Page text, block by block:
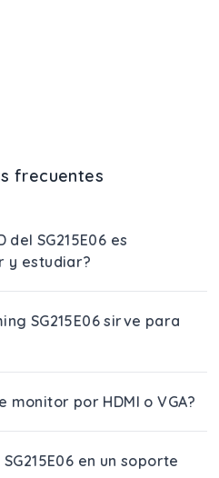
frecuentes
del SG215E06 es
y estudiar?
SG215E06 sirve para
monitor por HDMI o VGA?
en un soporte